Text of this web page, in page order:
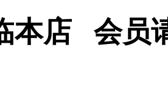
本店 会员